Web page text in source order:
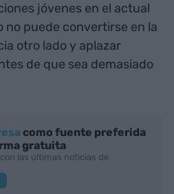
jóvenes en el actual
puede convertirse en la
otro lado y aplazar
de que sea demasiado
como fuente preferida
gratuita
las últimas noticias de